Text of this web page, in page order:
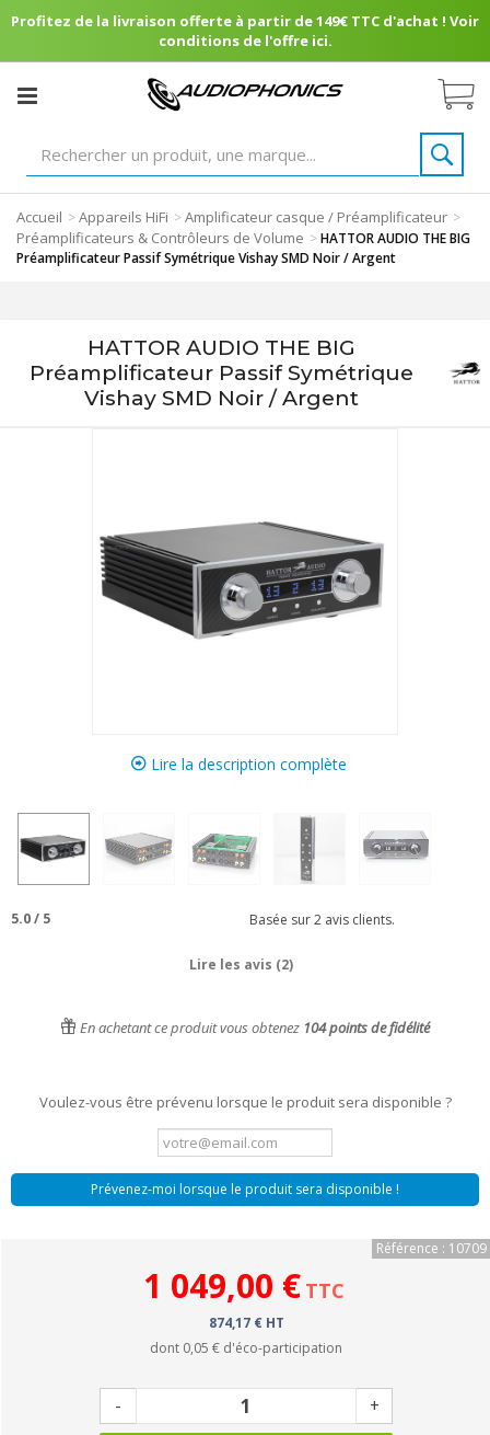
Profitez de la livraison offerte à partir de 149€ TTC d'achat ! Voir
conditions de l'offre ici.
Accueil >Appareils HiFi >Amplificateur casque / Préamplificateur >
Préamplificateurs & Contrôleurs de Volume >HATTOR AUDIO THE BIG
Préamplificateur Passif Symétrique Vishay SMD Noir / Argent
HATTOR AUDIO THE BIG
Préamplificateur Passif Symétrique
Vishay SMD Noir / Argent
Lire la description complète
5.0/ 5 Basée sur2 avis clients.
Lire les avis (2)
En achetant ce produit vous obtenez 104points de fidélité
Voulez-vous être prévenu lorsque le produit sera disponible ?
Prévenez-moi lorsque le produit sera disponible !
Référence : 10709
1 049,00 € TTC
874,17 € HT
dont 0,05 € d'éco-participation
- +